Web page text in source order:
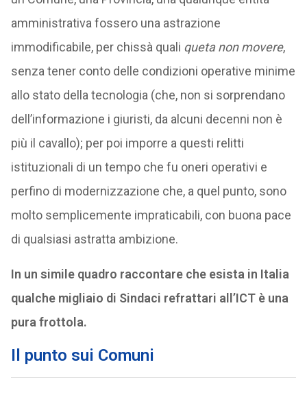
amministrativa fossero una astrazione
immodificabile, per chissà quali queta non movere,
senza tener conto delle condizioni operative minime
allo stato della tecnologia (che, non si sorprendano
dell’informazione i giuristi, da alcuni decenni non è
più il cavallo); per poi imporre a questi relitti
istituzionali di un tempo che fu oneri operativi e
perfino di modernizzazione che, a quel punto, sono
molto semplicemente impraticabili, con buona pace
di qualsiasi astratta ambizione.
In un simile quadro raccontare che esista in Italia
qualche migliaio di Sindaci refrattari all’ICT è una
pura frottola.
Il punto sui Comuni